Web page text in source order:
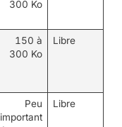
300 Ko
150 à
300 Ko
Libre
Peu
important
Libre